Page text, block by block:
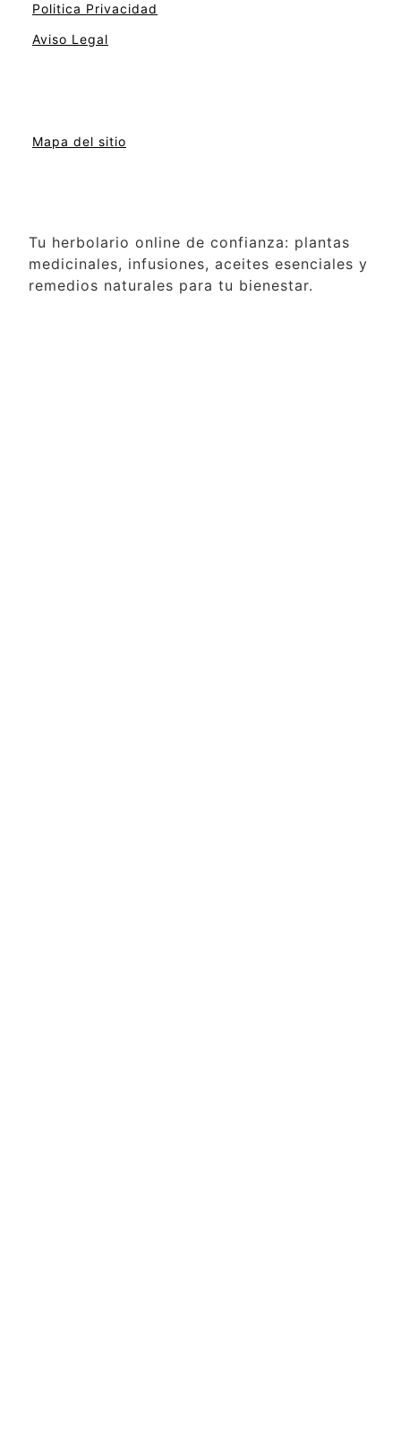
Politica Privacidad
Aviso Legal
Mapa del sitio
Tu herbolario online de confianza: plantas
medicinales, infusiones, aceites esenciales y
remedios naturales para tu bienestar.